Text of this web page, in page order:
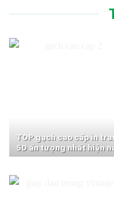
TOP gạch cao cấp in
5D ấn tượng nhất hiện